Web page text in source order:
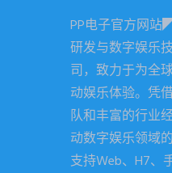
PP电子官方网
研发与数字娱乐
司，致力于为全
动娱乐体验。凭
队和丰富的行业
动数字娱乐领域
支持Web、H7、